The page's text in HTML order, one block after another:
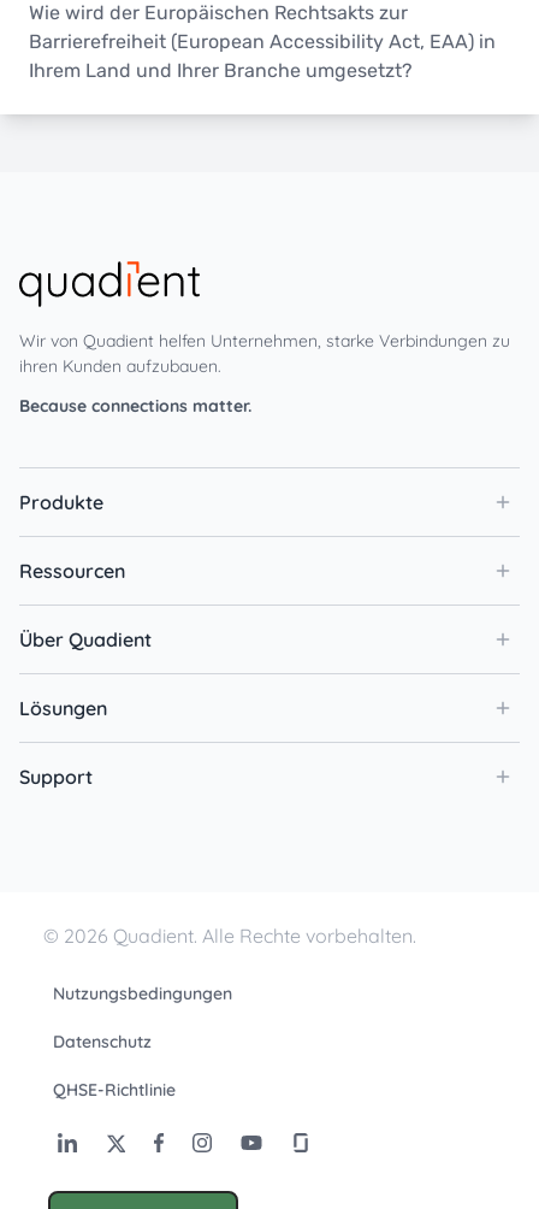
Wie wird der Europäischen Rechtsakts zur
Barrierefreiheit (European Accessibility Act, EAA) in
Ihrem Land und Ihrer Branche umgesetzt?
Wir von Quadient helfen Unternehmen, starke Verbindungen zu
ihren Kunden aufzubauen.
Because connections matter.
Produkte
Ressourcen
Über Quadient
Lösungen
Support
© 2026 Quadient. Alle Rechte vorbehalten.
Nutzungsbedingungen
Datenschutz
QHSE-Richtlinie